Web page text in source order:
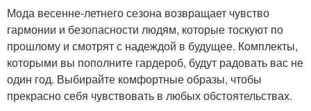
Мода весенне-летнего сезона возвращает чувство
гармонии и безопасности людям, которые тоскуют по
прошлому и смотрят с надеждой в будущее. Комплекты,
которыми вы пополните гардероб, будут радовать вас не
один год. Выбирайте комфортные образы, чтобы
прекрасно себя чувствовать в любых обстоятельствах.